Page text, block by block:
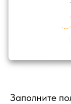
Заполните